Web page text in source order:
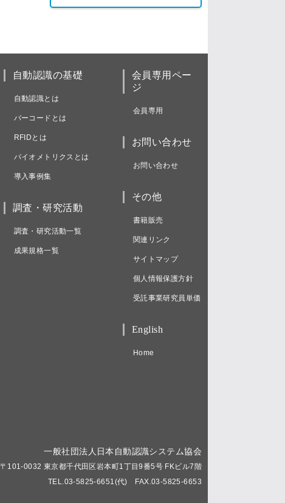
自動認識の基礎
自動認識とは
バーコードとは
RFIDとは
バイオメトリクスとは
導入事例集
調査・研究活動
調査・研究活動一覧
成果規格一覧
会員専用ペー
ジ
会員専用
お問い合わせ
お問い合わせ
その他
書籍販売
関連リンク
サイトマップ
個人情報保護方針
受託事業研究員単価
English
Home
一般社団法人日本自動認識システム協会
〒101-0032 東京都千代田区岩本町1丁目9番5号 FKビル7階
TEL.03-5825-6651(代) FAX.03-5825-6653